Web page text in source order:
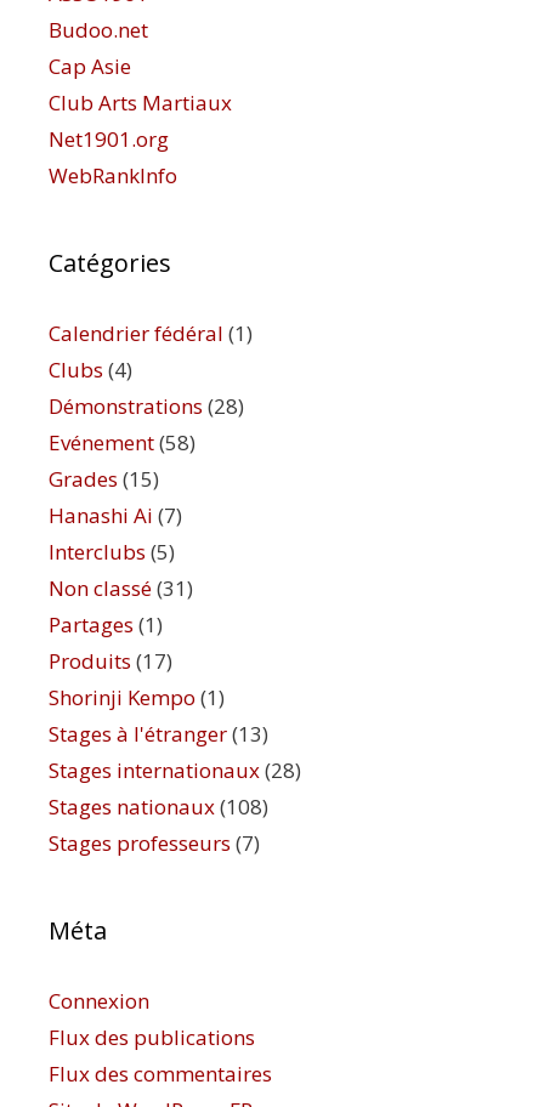
Budoo.net
Cap Asie
Club Arts Martiaux
Net1901.org
WebRankInfo
Catégories
Calendrier fédéral (1)
Clubs (4)
Démonstrations (28)
Evénement(58)
Grades (15)
Hanashi Ai (7)
Interclubs (5)
Non classé(31)
Partages (1)
Produits (17)
Shorinji Kempo (1)
Stages à l'étranger(13)
Stages internationaux(28)
Stages nationaux(108)
Stages professeurs (7)
Méta
Connexion
Flux des publications
Flux des commentaires